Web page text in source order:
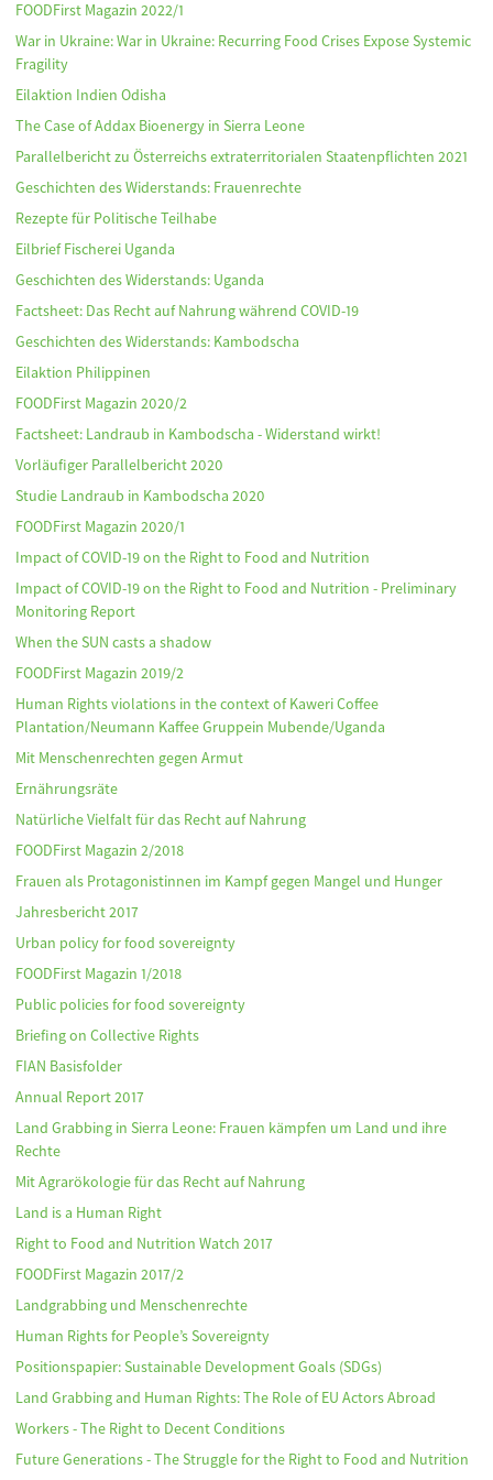
FOODFirst Magazin 2022/1
War in Ukraine: War in Ukraine: Recurring Food Crises Expose Systemic
Fragility
Eilaktion Indien Odisha
The Case of Addax Bioenergy in Sierra Leone
Parallelbericht zu Österreichs extraterritorialen Staatenpflichten 2021
Geschichten des Widerstands: Frauenrechte
Rezepte für Politische Teilhabe
Eilbrief Fischerei Uganda
Geschichten des Widerstands: Uganda
Factsheet: Das Recht auf Nahrung während COVID-19
Geschichten des Widerstands: Kambodscha
Eilaktion Philippinen
FOODFirst Magazin 2020/2
Factsheet: Landraub in Kambodscha - Widerstand wirkt!
Vorläufiger Parallelbericht 2020
Studie Landraub in Kambodscha 2020
FOODFirst Magazin 2020/1
Impact of COVID-19 on the Right to Food and Nutrition
Impact of COVID-19 on the Right to Food and Nutrition - Preliminary
Monitoring Report
When the SUN casts a shadow
FOODFirst Magazin 2019/2
Human Rights violations in the context of Kaweri Coffee
Plantation/Neumann Kaffee Gruppein Mubende/Uganda
Mit Menschenrechten gegen Armut
Ernährungsräte
Natürliche Vielfalt für das Recht auf Nahrung
FOODFirst Magazin 2/2018
Frauen als Protagonistinnen im Kampf gegen Mangel und Hunger
Jahresbericht 2017
Urban policy for food sovereignty
FOODFirst Magazin 1/2018
Public policies for food sovereignty
Briefing on Collective Rights
FIAN Basisfolder
Annual Report 2017
Land Grabbing in Sierra Leone: Frauen kämpfen um Land und ihre
Rechte
Mit Agrarökologie für das Recht auf Nahrung
Land is a Human Right
Right to Food and Nutrition Watch 2017
FOODFirst Magazin 2017/2
Landgrabbing und Menschenrechte
Human Rights for People’s Sovereignty
Positionspapier: Sustainable Development Goals (SDGs)
Land Grabbing and Human Rights: The Role of EU Actors Abroad
Workers - The Right to Decent Conditions
Future Generations - The Struggle for the Right to Food and Nutrition